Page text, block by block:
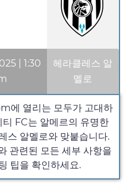
| 1:30
헤라클레스 알
멜로
에 열리는 모두가 고대하
FC는 알메르의 유명한
스 알멜로와 맞붙습니다.
관련된 모든 세부 사항을
팁을 확인하세요.